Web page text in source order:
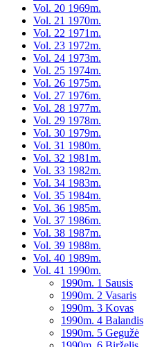
Vol. 20 1969m.
Vol. 21 1970m.
Vol. 22 1971m.
Vol. 23 1972m.
Vol. 24 1973m.
Vol. 25 1974m.
Vol. 26 1975m.
Vol. 27 1976m.
Vol. 28 1977m.
Vol. 29 1978m.
Vol. 30 1979m.
Vol. 31 1980m.
Vol. 32 1981m.
Vol. 33 1982m.
Vol. 34 1983m.
Vol. 35 1984m.
Vol. 36 1985m.
Vol. 37 1986m.
Vol. 38 1987m.
Vol. 39 1988m.
Vol. 40 1989m.
Vol. 41 1990m.
1990m. 1 Sausis
1990m. 2 Vasaris
1990m. 3 Kovas
1990m. 4 Balandis
1990m. 5 Gegužė